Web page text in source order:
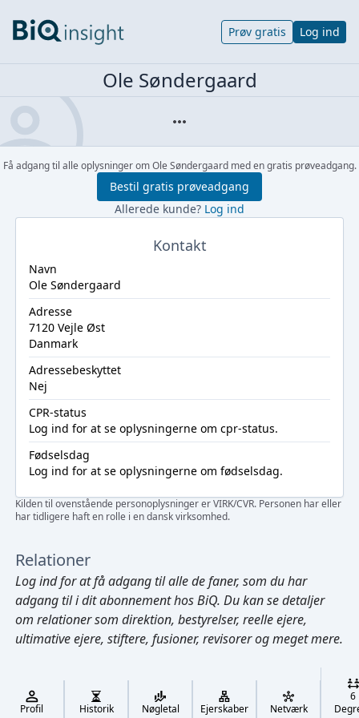
Cmd/Ctrl + K
Prøv gratis Log ind
Ole Søndergaard
Få adgang til alle oplysninger om Ole Søndergaard med en gratis prøveadgang.
Bestil gratis prøveadgang
Allerede kunde? Log ind
Kontakt
Navn
Ole Søndergaard
Adresse
7120 Vejle Øst
Danmark
Adressebeskyttet
Nej
CPR-status
Log ind for at se oplysningerne om cpr-status.
Fødselsdag
Log ind for at se oplysningerne om fødselsdag.
Kilden til ovenstående personoplysninger er VIRK/CVR. Personen har eller
har tidligere haft en rolle i en dansk virksomhed.
Relationer
Log indfor at få adgang til alle de faner, som du har
adgang til i dit abonnement hos BiQ. Du kan se detaljer
om relationer som direktion, bestyrelser, reelle ejere,
ultimative ejere, stiftere, fusioner, revisorer og meget mere.
Profil Historik Nøgletal Ejerskaber Netværk
6